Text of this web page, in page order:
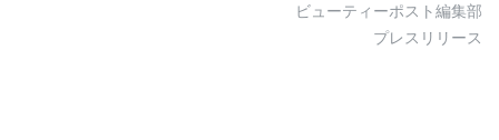
ビューティーポスト編集部
プレスリリース